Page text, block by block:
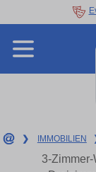
❯ IMMOBILIEN
3-